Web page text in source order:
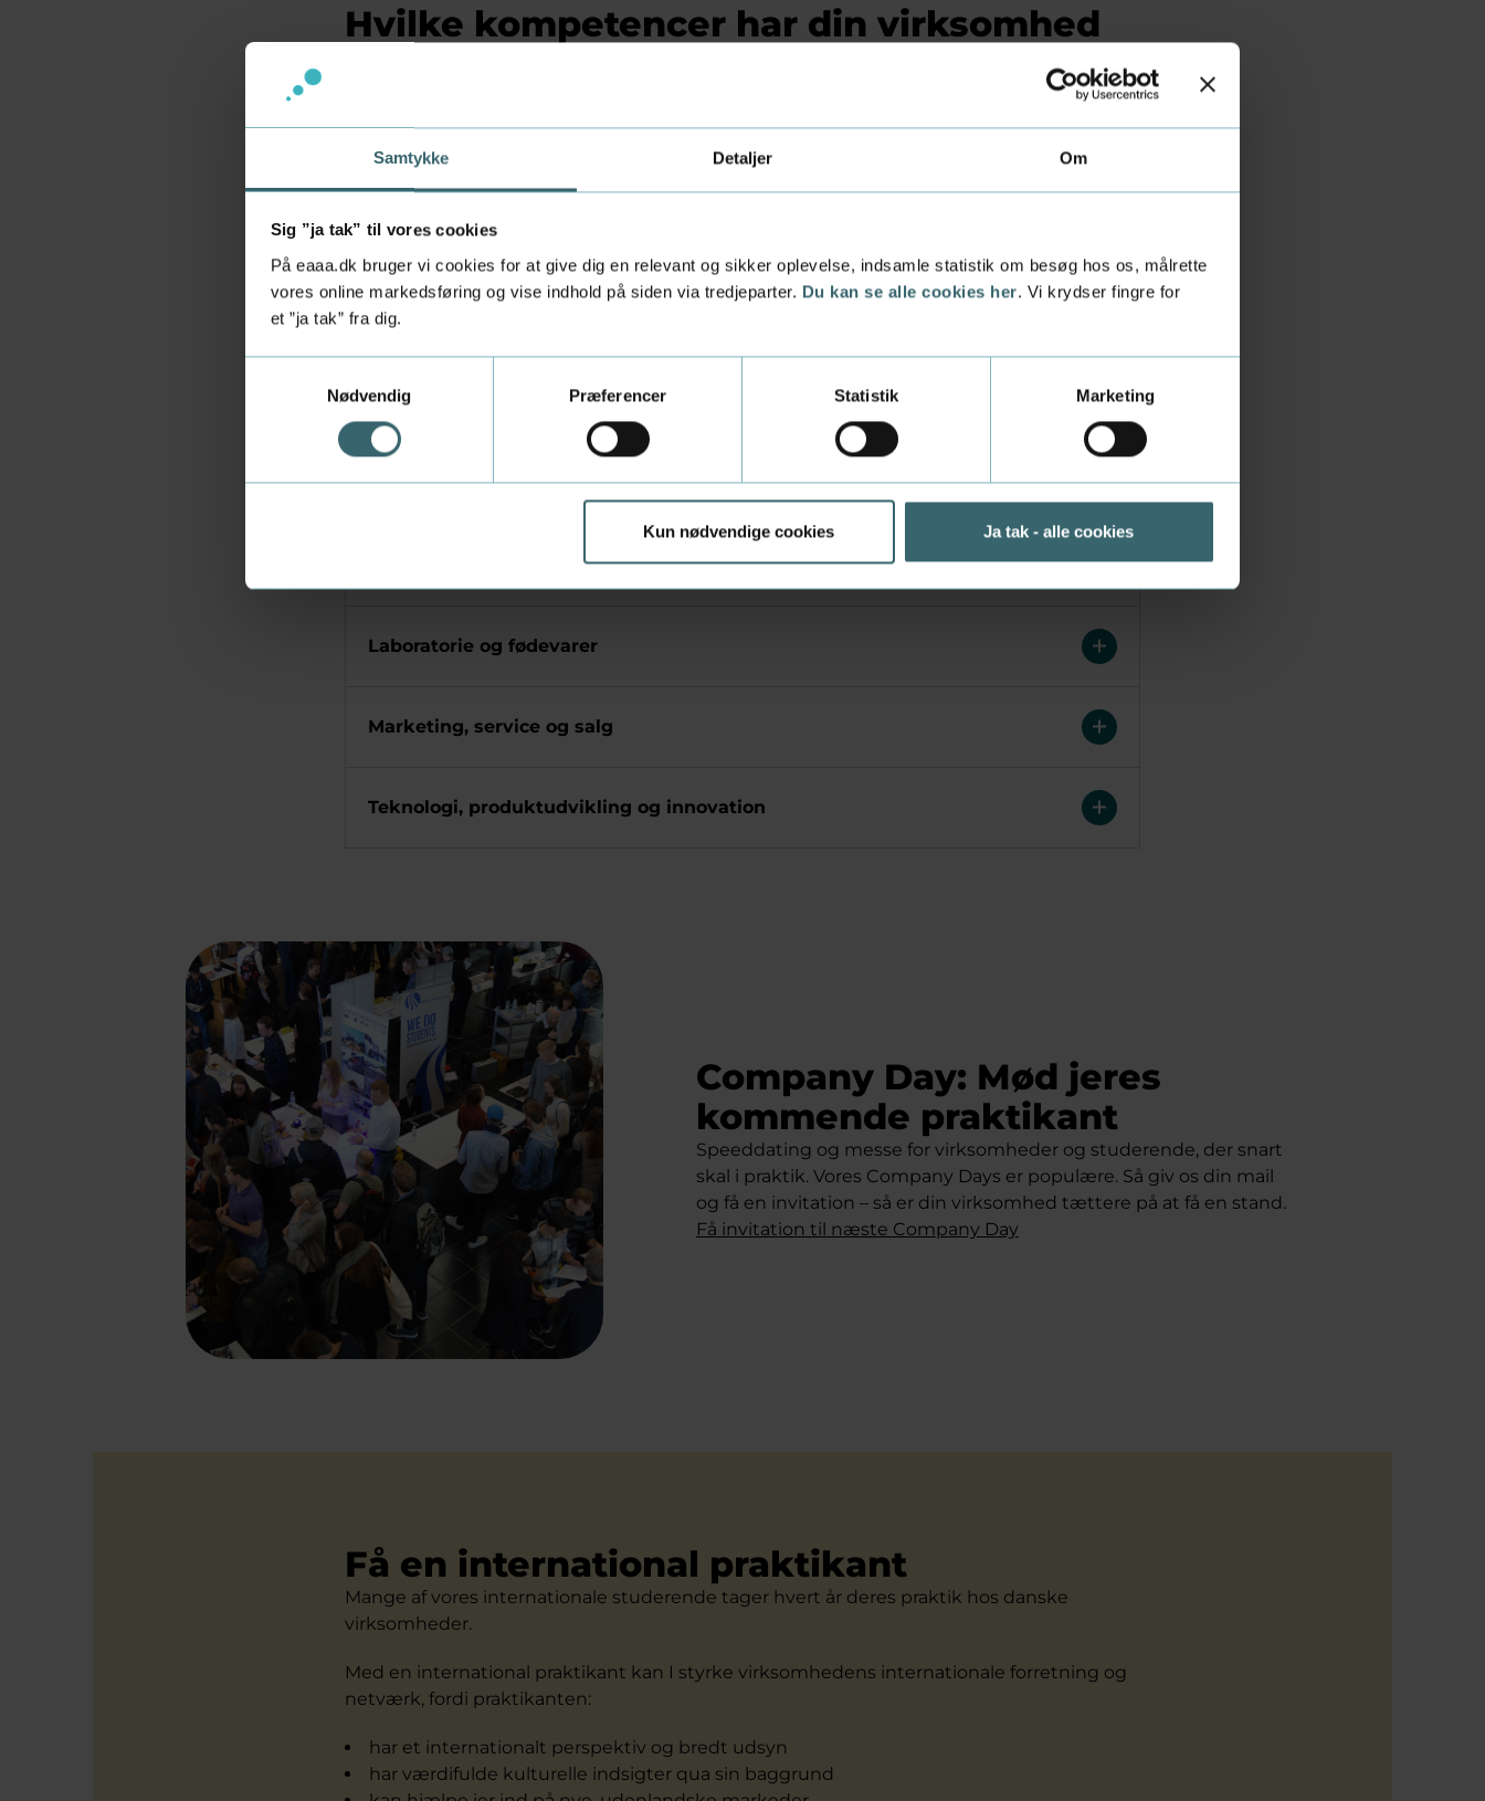
Samtykke Detaljer Om
Sig ”ja tak” til vores cookies
På eaaa.dk bruger vi cookies for at give dig en relevant og sikker oplevelse, indsamle statistik om besøg hos os, målrette
vores online markedsføring og vise indhold på siden via tredjeparter. Du kan se alle cookies her. Vi krydser fingre for
et ”ja tak” fra dig.
Nødvendig
Præferencer Statistik Marketing
Kun nødvendige cookies Ja tak - alle cookies
Hvilke kompetencer har din virksomhed
repræsenterer derfor en meget bred vifte af forskellige kompetencer.
Klik på den enkelte uddannelse og læd mere om mulighederne i et praktiksamarbejde:
Se samlet oversigt med alle uddannelsers praktikperiode, varighed og periode for
Bæredygtighed, natur og jordbrug
Finans og økonomi
It og digital udvikling
Kommunikation og digitalt design
Laboratorie og fødevarer
Marketing, service og salg
Teknologi, produktudvikling og innovation
Company Day: Mød jeres
kommende praktikant
Speeddating og messe for virksomheder og studerende, der snart
skal i praktik. Vores Company Days er populære. Så giv os din mail
og få en invitation – så er din virksomhed tættere på at få en stand.
Få invitation til næste Company Day
Få en international praktikant
Mange af vores internationale studerende tager hvert år deres praktik hos danske
virksomheder.
Med en international praktikant kan I styrke virksomhedens internationale forretning og
netværk, fordi praktikanten:
har et internationalt perspektiv og bredt udsyn
har værdifulde kulturelle indsigter qua sin baggrund